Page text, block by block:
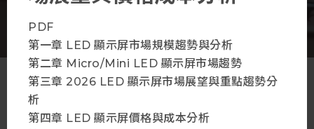
PDF
第一章 LED 顯示屏市場規模趨勢與分析
第二章 Micro/Mini LED 顯示屏市場趨勢
第三章 2026 LED 顯示屏市場展望與重點趨勢分
析
第四章 LED 顯示屏價格與成本分析
首頁 會員方案